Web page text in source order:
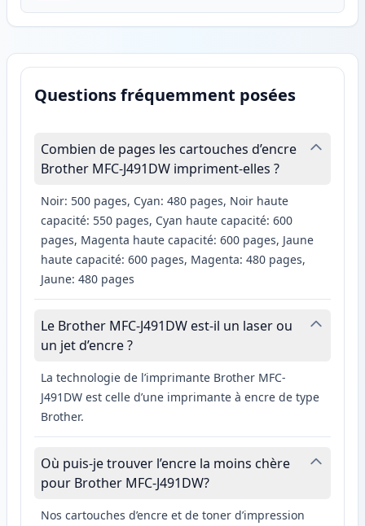
Questions fréquemment posées
Combien de pages les cartouches d’encre
Brother MFC-J491DW impriment-elles ?
Noir: 500 pages, Cyan: 480 pages, Noir haute
capacité: 550 pages, Cyan haute capacité: 600
pages, Magenta haute capacité: 600 pages, Jaune
haute capacité: 600 pages, Magenta: 480 pages,
Jaune: 480 pages
Le Brother MFC-J491DW est-il un laser ou
un jet d’encre ?
La technologie de l’imprimante Brother MFC-
J491DW est celle d’une imprimante à encre de type
Brother.
Où puis-je trouver l’encre la moins chère
pour Brother MFC-J491DW?
Nos cartouches d’encre et de toner d’impression